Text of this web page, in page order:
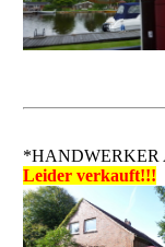
*HANDWERKER
Leider verkauft!!!